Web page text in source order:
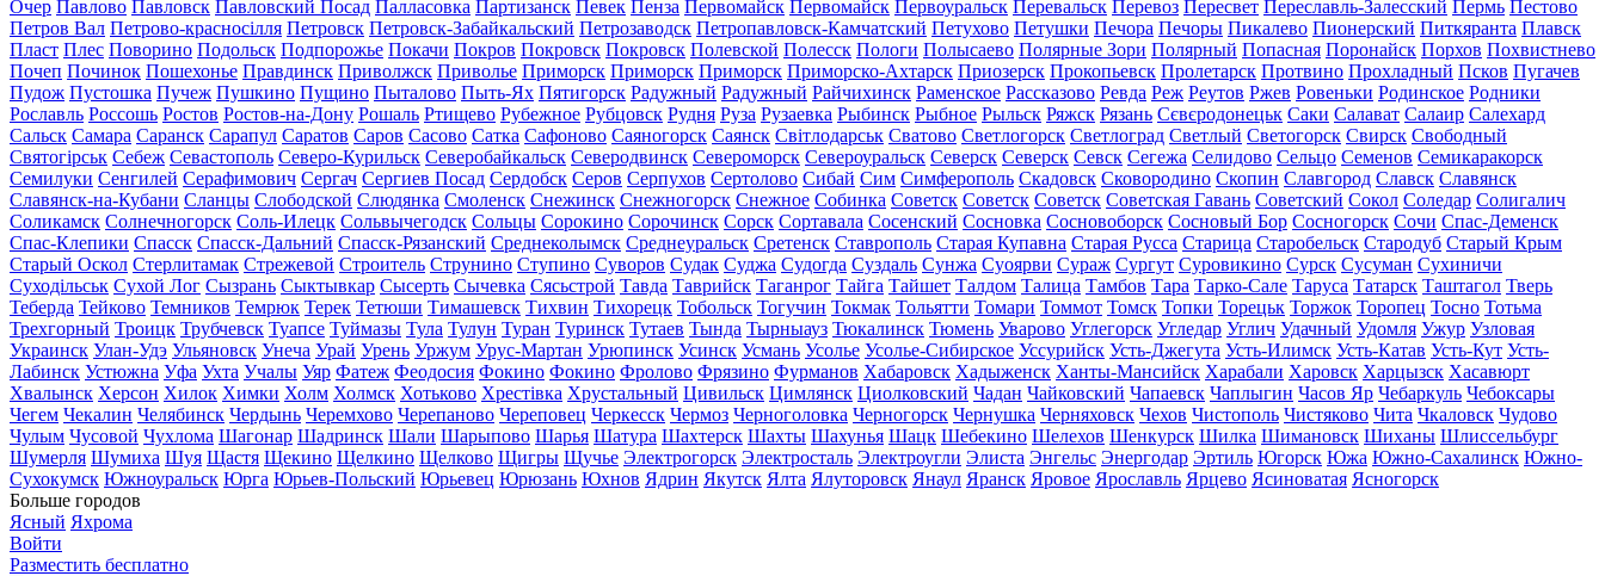
Очер Павлово Павловск Павловский Посад Палласовка Партизанск Певек Пенза Первомайск Первомайск Первоуральск Перевальск Перевоз Пересвет Переславль-Залесский Пермь Пестово
Петров Вал Петрово-красносілля Петровск Петровск-Забайкальский Петрозаводск Петропавловск-Камчатский Петухово Петушки Печора Печоры Пикалево Пионерский Питкяранта Плавск
Пласт Плес Поворино Подольск Подпорожье Покачи Покров Покровск Покровск Полевской Полесск Пологи Полысаево Полярные Зори Полярный Попасная Поронайск Порхов Похвистнево
Почеп Починок Пошехонье Правдинск Приволжск Приволье Приморск Приморск Приморск Приморско-Ахтарск Приозерск Прокопьевск Пролетарск Протвино Прохладный Псков Пугачев
Пудож Пустошка Пучеж Пушкино Пущино Пыталово Пыть-Ях Пятигорск Радужный Радужный Райчихинск Раменское Рассказово Ревда Реж Реутов Ржев Ровеньки Родинское Родники
Рославль Россошь Ростов Ростов-на-Дону Рошаль Ртищево Рубежное Рубцовск Рудня Руза Рузаевка Рыбинск Рыбное Рыльск Ряжск Рязань Сєвєродонецьк Саки Салават Салаир Салехард
Сальск Самара Саранск Сарапул Саратов Саров Сасово Сатка Сафоново Саяногорск Саянск Світлодарськ Сватово Светлогорск Светлоград Светлый Светогорск Свирск Свободный
Святогірськ Себеж Севастополь Северо-Курильск Северобайкальск Северодвинск Североморск Североуральск Северск Северск Севск Сегежа Селидово Сельцо Семенов Семикаракорск
Семилуки Сенгилей Серафимович Сергач Сергиев Посад Сердобск Серов Серпухов Сертолово Сибай Сим Симферополь Скадовск Сковородино Скопин Славгород Славск Славянск
Славянск-на-Кубани Сланцы Слободской Слюдянка Смоленск Снежинск Снежногорск Снежное Собинка Советск Советск Советск Советская Гавань Советский Сокол Соледар Солигалич
Соликамск Солнечногорск Соль-Илецк Сольвычегодск Сольцы Сорокино Сорочинск Сорск Сортавала Сосенский Сосновка Сосновоборск Сосновый Бор Сосногорск Сочи Спас-Деменск
Спас-Клепики Спасск Спасск-Дальний Спасск-Рязанский Среднеколымск Среднеуральск Сретенск Ставрополь Старая Купавна Старая Русса Старица Старобельск Стародуб Старый Крым
Старый Оскол Стерлитамак Стрежевой Строитель Струнино Ступино Суворов Судак Суджа Судогда Суздаль Сунжа Суоярви Сураж Сургут Суровикино Сурск Сусуман Сухиничи
Суходільськ Сухой Лог Сызрань Сыктывкар Сысерть Сычевка Сясьстрой Тавда Таврийск Таганрог Тайга Тайшет Талдом Талица Тамбов Тара Тарко-Сале Таруса Татарск Таштагол Тверь
Теберда Тейково Темников Темрюк Терек Тетюши Тимашевск Тихвин Тихорецк Тобольск Тогучин Токмак Тольятти Томари Томмот Томск Топки Торецьк Торжок Торопец Тосно Тотьма
Трехгорный Троицк Трубчевск Туапсе Туймазы Тула Тулун Туран Туринск Тутаев Тында Тырныауз Тюкалинск Тюмень Уварово Углегорск Угледар Углич Удачный Удомля Ужур Узловая
Украинск Улан-Удэ Ульяновск Унеча Урай Урень Уржум Урус-Мартан Урюпинск Усинск Усмань Усолье Усолье-Сибирское Уссурийск Усть-Джегута Усть-Илимск Усть-Катав Усть-Кут Усть-
Лабинск Устюжна Уфа Ухта Учалы Уяр Фатеж Феодосия Фокино Фокино Фролово Фрязино Фурманов Хабаровск Хадыженск Ханты-Мансийск Харабали Харовск Харцызск Хасавюрт
Хвалынск Херсон Хилок Химки Холм Холмск Хотьково Хрестівка Хрустальный Цивильск Цимлянск Циолковский Чадан Чайковский Чапаевск Чаплыгин Часов Яр Чебаркуль Чебоксары
Чегем Чекалин Челябинск Чердынь Черемхово Черепаново Череповец Черкесск Чермоз Черноголовка Черногорск Чернушка Черняховск Чехов Чистополь Чистяково Чита Чкаловск Чудово
Чулым Чусовой Чухлома Шагонар Шадринск Шали Шарыпово Шарья Шатура Шахтерск Шахты Шахунья Шацк Шебекино Шелехов Шенкурск Шилка Шимановск Шиханы Шлиссельбург
Шумерля Шумиха Шуя Щастя Щекино Щелкино Щелково Щигры Щучье Электрогорск Электросталь Электроугли Элиста Энгельс Энергодар Эртиль Югорск Южа Южно-Сахалинск Южно-
Сухокумск Южноуральск Юрга Юрьев-Польский Юрьевец Юрюзань Юхнов Ядрин Якутск Ялта Ялуторовск Янаул Яранск Яровое Ярославль Ярцево Ясиноватая Ясногорск
Больше городов
Ясный Яхрома
Войти
Разместить бесплатно